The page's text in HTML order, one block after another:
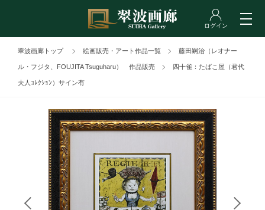
翠波画廊トップ 絵画販売・アート作品一覧 藤田嗣治（レオナー
ル・フジタ、FOUJITA Tsuguharu） 作品販売 四十雀：たばこ屋（君代
夫人ｺﾚｸｼｮﾝ）サイン有